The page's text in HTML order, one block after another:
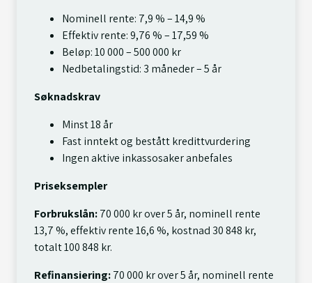
Nominell rente: 7,9 % – 14,9 %
Effektiv rente: 9,76 % – 17,59 %
Beløp: 10 000 – 500 000 kr
Nedbetalingstid: 3 måneder – 5 år
Søknadskrav
Minst 18 år
Fast inntekt og bestått kredittvurdering
Ingen aktive inkassosaker anbefales
Priseksempler
Forbrukslån:70 000 kr over 5 år, nominell rente
13,7 %, effektiv rente 16,6 %, kostnad 30 848 kr,
totalt 100 848 kr.
Refinansiering:70 000 kr over 5 år, nominell rente